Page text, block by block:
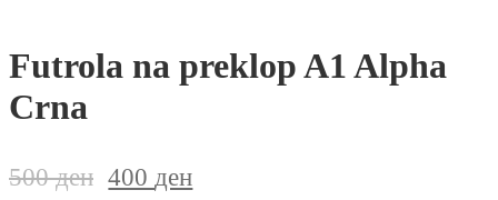
Futrola na preklop A1 Alpha
Crna
500ден 400ден